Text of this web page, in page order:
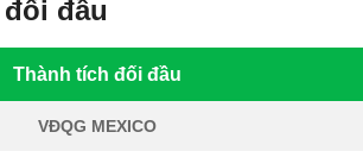
đầu
Thành tích đối đầu
VĐQG MEXICO